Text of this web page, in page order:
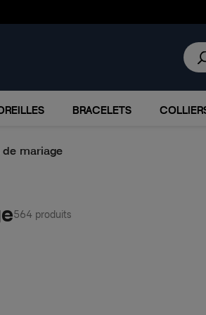
BRACELETS
de mariage
564 produits